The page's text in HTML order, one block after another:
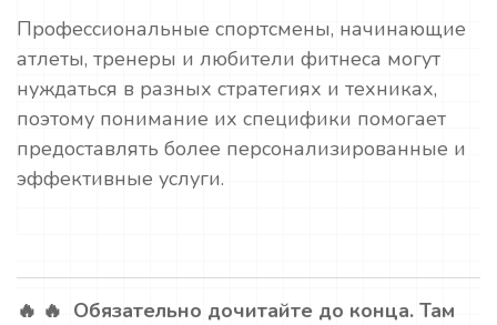
Профессиональные спортсмены, начинающие
атлеты, тренеры и любители фитнеса могут
нуждаться в разных стратегиях и техниках,
поэтому понимание их специфики помогает
предоставлять более персонализированные и
эффективные услуги.
🔥 🔥 Обязательно дочитайте до конца. Там